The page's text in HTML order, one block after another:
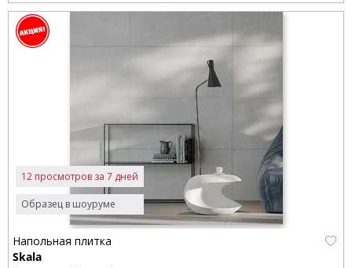
Образец в шоуруме
12 просмотров за 7 дней
Напольная плитка
Skala